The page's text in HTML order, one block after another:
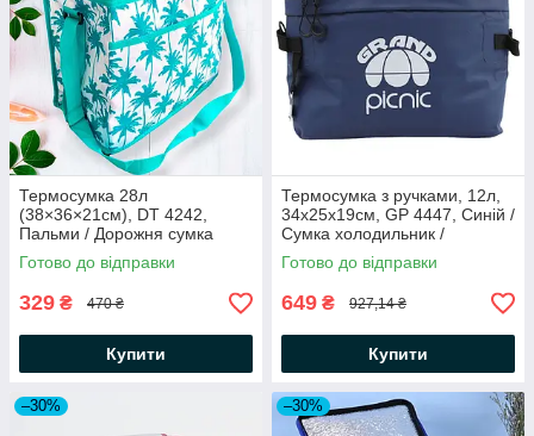
Термосумка 28л
(38×36×21см), DT 4242,
Пальми / Дорожня сумка
холодильник / Сумка термос
Готово до відправки
329 ₴ 470 ₴
Купити
Термосумка з ручками, 12л,
34x25x19см, GP 4447, Синій /
Сумка холодильник /
Туристична термосумка
Готово до відправки
649 ₴ 927,14 ₴
Купити
–30% –30%